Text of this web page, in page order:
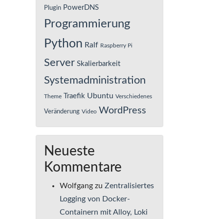
Plugin PowerDNS
Programmierung
Python Ralf Raspberry Pi
Server Skalierbarkeit
Systemadministration
Theme Traefik Ubuntu Verschiedenes
Veränderung Video WordPress
Neueste
Kommentare
Wolfgang zu Zentralisiertes
Logging von Docker-
Containern mit Alloy, Loki